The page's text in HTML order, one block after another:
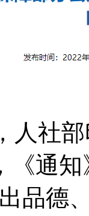
人社
《通
品德